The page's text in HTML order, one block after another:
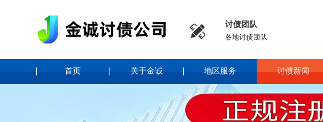
 讨债团队
各地讨债团队
首页 关于金诚 地区服务 讨债新闻